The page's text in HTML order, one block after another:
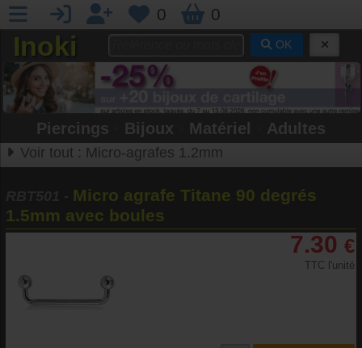
0 0
Inoki OK
Piercings Bijoux Matériel Adultes
Voir tout : Micro-agrafes 1.2mm
Micro agrafe Titane 90 degrés
1.5mm avec boules
7.30 €
TTC l'unité